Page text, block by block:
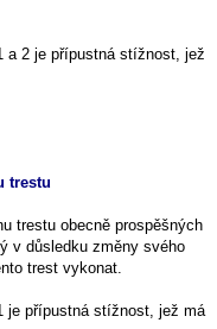
a 2 je přípustná stížnost, jež
trestu
trestu obecně prospěšných
v důsledku změny svého
trest vykonat.
je přípustná stížnost, jež má